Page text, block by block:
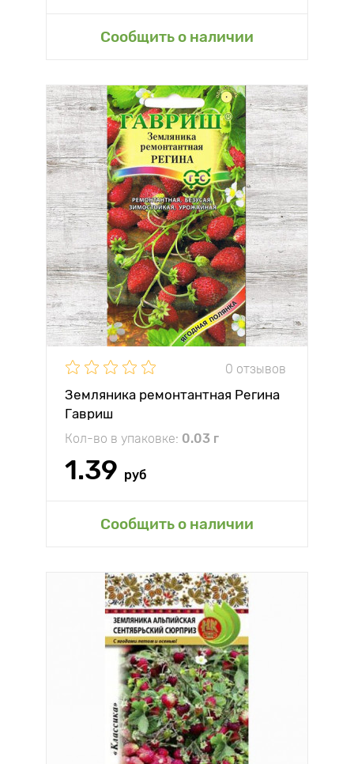
Сообщить о наличии
0 отзывов
Земляника ремонтантная Регина
Гавриш
Кол-во в упаковке: 0.03 г
1.39 руб
Сообщить о наличии